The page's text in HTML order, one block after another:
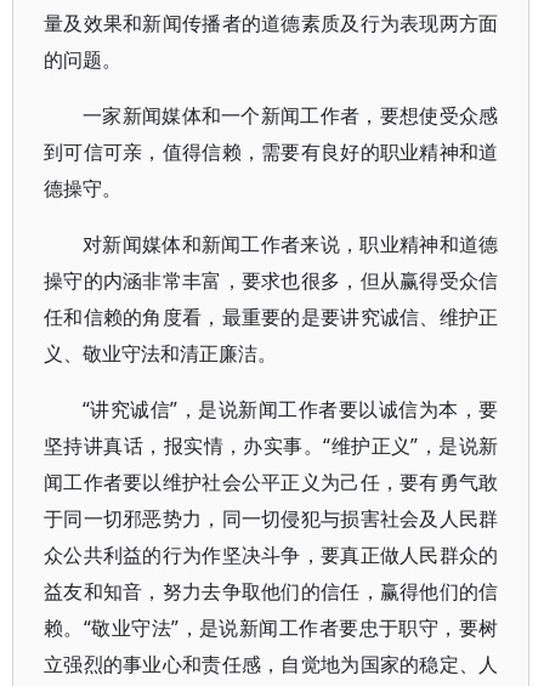
量及效果和新闻传播者的道德素质及行为表现两方面
的问题。
一家新闻媒体和一个新闻工作者，要想使受众感
到可信可亲，值得信赖，需要有良好的职业精神和道
德操守。
对新闻媒体和新闻工作者来说，职业精神和道德
操守的内涵非常丰富，要求也很多，但从赢得受众信
任和信赖的角度看，最重要的是要讲究诚信、维护正
义、敬业守法和清正廉洁。
“讲究诚信”，是说新闻工作者要以诚信为本，要
坚持讲真话，报实情，办实事。“维护正义”，是说新
闻工作者要以维护社会公平正义为己任，要有勇气敢
于同一切邪恶势力，同一切侵犯与损害社会及人民群
众公共利益的行为作坚决斗争，要真正做人民群众的
益友和知音，努力去争取他们的信任，赢得他们的信
赖。“敬业守法”，是说新闻工作者要忠于职守，要树
立强烈的事业心和责任感，自觉地为国家的稳定、人